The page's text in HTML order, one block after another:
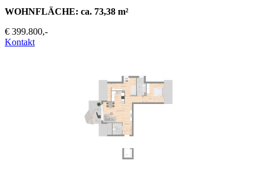
WOHNFLÄCHE: ca. 73,38 m²
€ 399.800,-
Kontakt